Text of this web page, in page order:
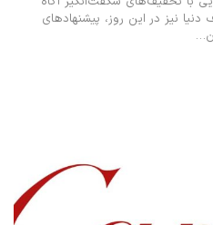
نیز در این روز، پیشنهادهای